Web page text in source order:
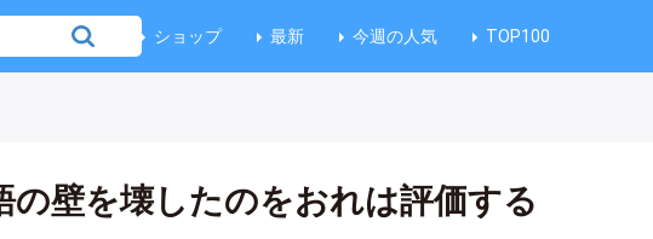
ショップ 最新 今週の人気 TOP100
の壁を壊したのをおれは評価する